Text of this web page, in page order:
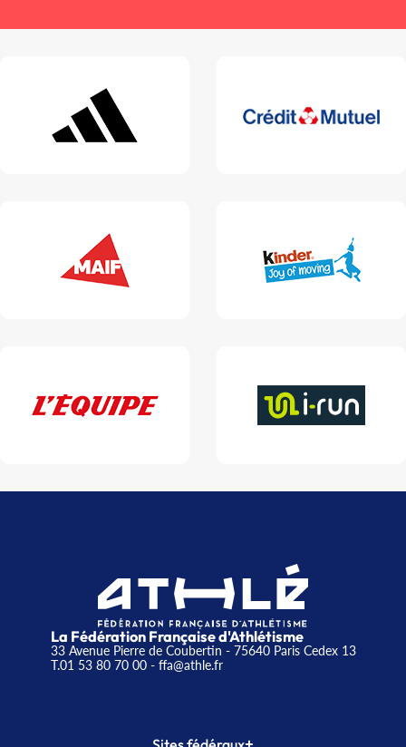
La Fédération Française d'Athlétisme
33 Avenue Pierre de Coubertin - 75640 Paris Cedex 13
T.01 53 80 70 00- ffa@athle.fr